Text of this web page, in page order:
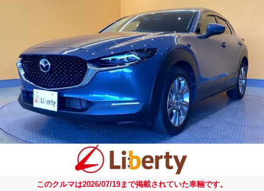
このクルマは2026/07/19まで掲載されていた車輛です。